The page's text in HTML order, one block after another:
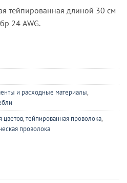
тейпированная длиной 30 см
24 AWG.
и расходные материалы,
цветов,тейпированная проволока,
проволока